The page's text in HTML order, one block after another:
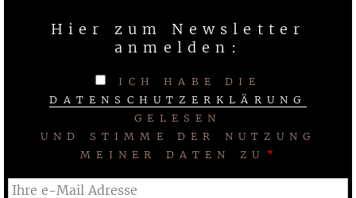
Hier zum Newsletter
anmelden:
ICH HABE DIE
DATENSCHUTZERKLÄRUNG
GELESEN
UND STIMME DER NUTZUNG
MEINER DATEN ZU